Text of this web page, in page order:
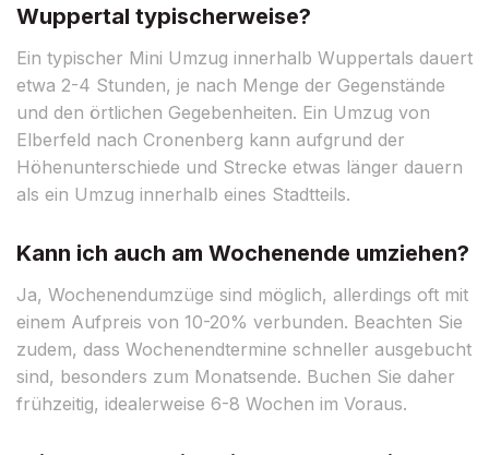
Wuppertal typischerweise?
Ein typischer Mini Umzug innerhalb Wuppertals dauert
etwa 2-4 Stunden, je nach Menge der Gegenstände
und den örtlichen Gegebenheiten. Ein Umzug von
Elberfeld nach Cronenberg kann aufgrund der
Höhenunterschiede und Strecke etwas länger dauern
als ein Umzug innerhalb eines Stadtteils.
Kann ich auch am Wochenende umziehen?
Ja, Wochenendumzüge sind möglich, allerdings oft mit
einem Aufpreis von 10-20% verbunden. Beachten Sie
zudem, dass Wochenendtermine schneller ausgebucht
sind, besonders zum Monatsende. Buchen Sie daher
frühzeitig, idealerweise 6-8 Wochen im Voraus.